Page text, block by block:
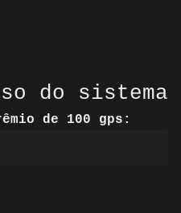
do sistema
de 100 gps: